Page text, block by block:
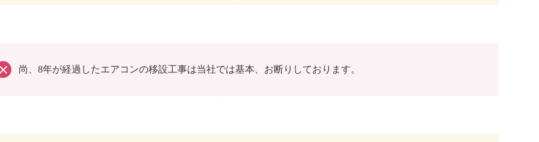
尚、8年が経過したエアコンの移設工事は当社では基本、お断りしております。